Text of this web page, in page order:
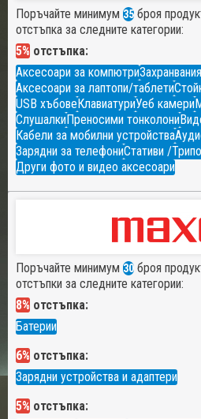
Поръчайте минимум 35 броя
отстъпка за следните категории:
5% отстъпка:
Аксесоари за компютри
Аксесоари за лаптопи/таблети
USB хъбовеКлавиатуриУеб камери
СлушалкиПреносими тонколони
Кабели за мобилни устройства
Зарядни за телефониСтативи /
Други фото и видео аксесоари
Поръчайте минимум 30 броя
отстъпки за следните категории:
8% отстъпка:
Батерии
6% отстъпка:
Зарядни устройства и адаптери
5% отстъпка: